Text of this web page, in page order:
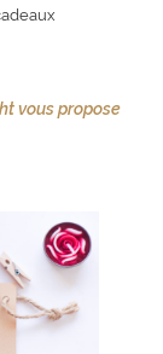
vous propose